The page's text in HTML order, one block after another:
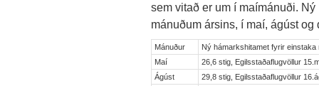
sem vitað er um í maímánuði.
mánuðum ársins, í maí, ágúst
Mánuður
Ný hámarkshitamet fyrir einstaka
Maí
26,6 stig, Egilsstaðaflugvöllur
Ágúst
29,8 stig, Egilsstaðaflugvöllur